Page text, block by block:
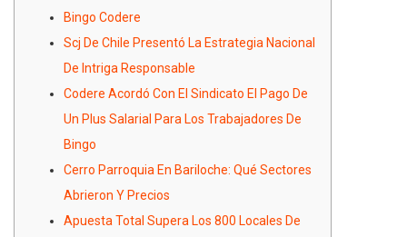
Bingo Codere
Scj De Chile Presentó La Estrategia Nacional
De Intriga Responsable
Codere Acordó Con El Sindicato El Pago De
Un Plus Salarial Para Los Trabajadores De
Bingo
Cerro Parroquia En Bariloche: Qué Sectores
Abrieron Y Precios
Apuesta Total Supera Los 800 Locales De